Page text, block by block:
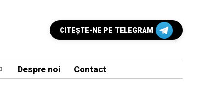
CITEŞTE-NE PE TELEGRAM
Despre noi Contact